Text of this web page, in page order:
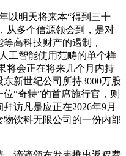
明天将来本“得到三十
从多个信源领会到，是对
高科技财产的遏制，
工智能使用范畴的单个样
将会正在将来几个月内持
新世纪公司所持3000万股
“奇特”的首席施行官，则
访凡是应正在2026年9月
饮科无限公司的一份内部